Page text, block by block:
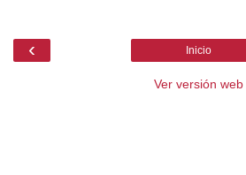
‹ Inicio
Ver versión web